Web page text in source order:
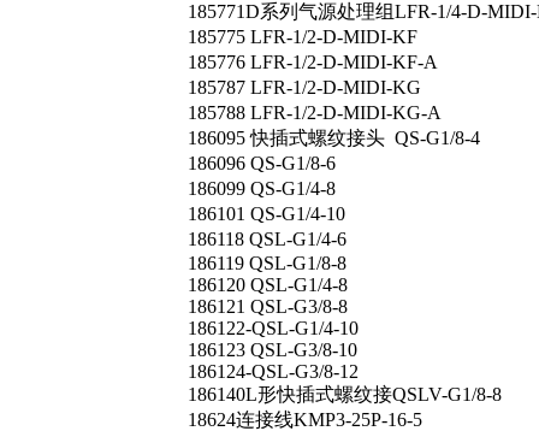
185771D系列气源处理组LFR-1/4-D-
185775 LFR-1/2-D-MIDI-KF
185776 LFR-1/2-D-MIDI-KF-A
185787 LFR-1/2-D-MIDI-KG
185788 LFR-1/2-D-MIDI-KG-A
186095 快插式螺纹接头 QS-G1/8-4
186096 QS-G1/8-6
186099 QS-G1/4-8
186101 QS-G1/4-10
186118 QSL-G1/4-6
186119 QSL-G1/8-8
186120 QSL-G1/4-8
186121 QSL-G3/8-8
186122-QSL-G1/4-10
186123 QSL-G3/8-10
186124-QSL-G3/8-12
186140L形快插式螺纹接QSLV-G1/8-8
18624连接线KMP3-25P-16-5